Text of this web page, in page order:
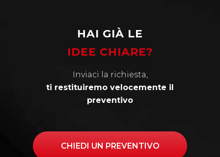
HAI GIÀ LE
IDEE CHIARE?
Inviaci la richiesta,
ti restituiremo velocemente il
preventivo
CHIEDI UN PREVENTIVO